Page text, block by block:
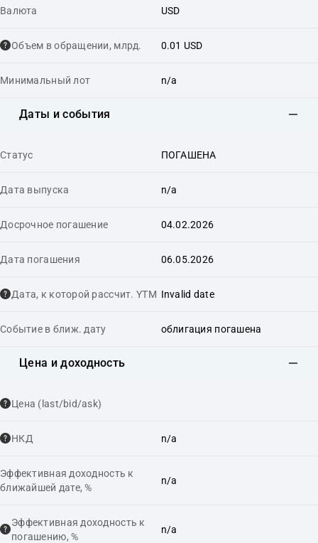
Валюта USD
Объем в обращении, млрд. 0.01 USD
Минимальный лот n/a
Даты и события
Статус ПОГАШЕНА
Дата выпуска n/a
Досрочное погашение 04.02.2026
Дата погашения 06.05.2026
Дата, к которой рассчит. YTM Invalid date
Событие в ближ. дату облигация погашена
Цена и доходность
Цена (last/bid/ask)
НКД n/a
Эффективная доходность к
ближайшей дате, %
n/a
Эффективная доходность к
погашению, %
n/a